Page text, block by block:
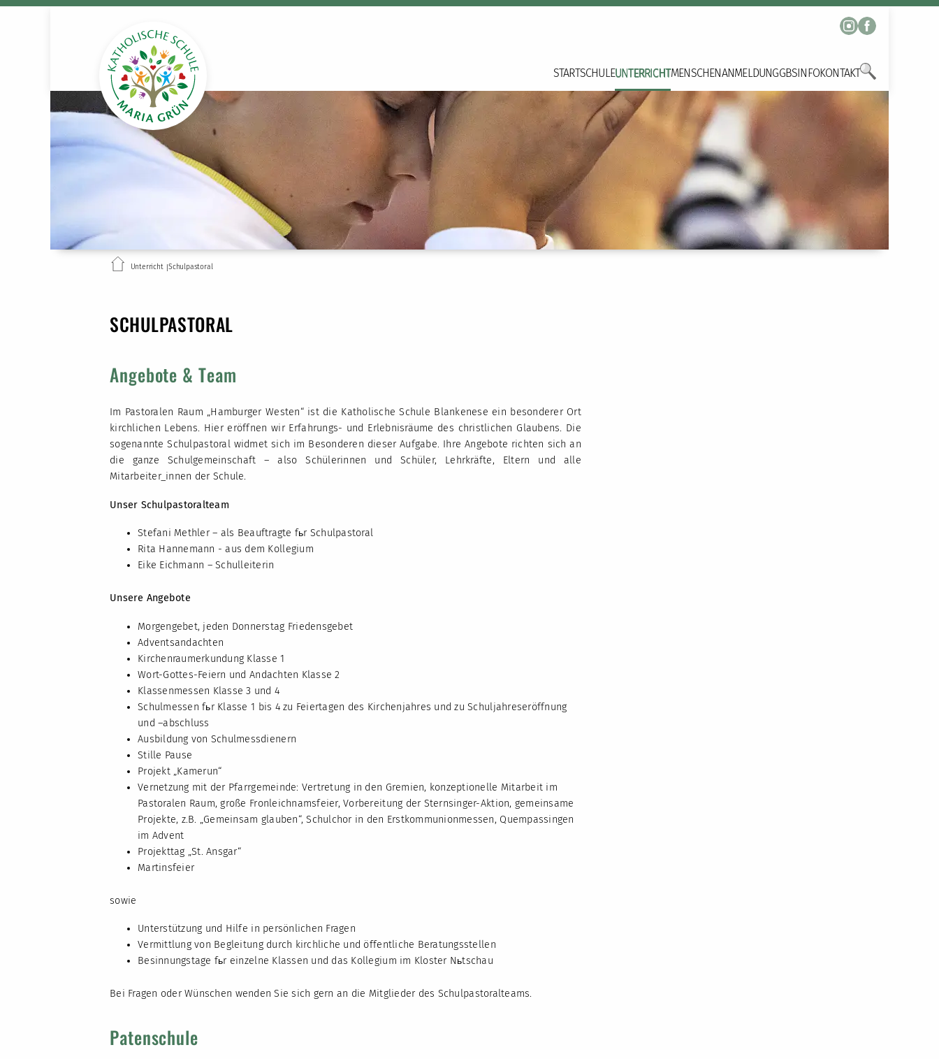
STARTSCHULEUNTERRICHTMENSCHENANMELDUNGGBS INFOKONTAKT
Unterricht Schulpastoral
SCHULPASTORAL
Angebote & Team
Im Pastoralen Raum „Hamburger Westen“ ist die Katholische Schule Blankenese ein besonderer Ort
kirchlichen Lebens. Hier eröffnen wir Erfahrungs- und Erlebnisräume des christlichen Glaubens. Die
sogenannte Schulpastoral widmet sich im Besonderen dieser Aufgabe. Ihre Angebote richten sich an
die ganze Schulgemeinschaft – also Schülerinnen und Schüler, Lehrkräfte, Eltern und alle
Mitarbeiter_innen der Schule.
Unser Schulpastoralteam
Stefani Methler – als Beauftragte fьr Schulpastoral
Rita Hannemann - aus dem Kollegium
Eike Eichmann – Schulleiterin
Unsere Angebote
Morgengebet, jeden Donnerstag Friedensgebet
Adventsandachten
Kirchenraumerkundung Klasse 1
Wort-Gottes-Feiern und Andachten Klasse 2
Klassenmessen Klasse 3 und 4
Schulmessen fьr Klasse 1 bis 4 zu Feiertagen des Kirchenjahres und zu Schuljahreseröffnung
und –abschluss
Ausbildung von Schulmessdienern
Stille Pause
Projekt „Kamerun“
Vernetzung mit der Pfarrgemeinde: Vertretung in den Gremien, konzeptionelle Mitarbeit im
Pastoralen Raum, große Fronleichnamsfeier, Vorbereitung der Sternsinger-Aktion, gemeinsame
Projekte, z.B. „Gemeinsam glauben“, Schulchor in den Erstkommunionmessen, Quempassingen
im Advent
Projekttag „St. Ansgar“
Martinsfeier
sowie
Unterstützung und Hilfe in persönlichen Fragen
Vermittlung von Begleitung durch kirchliche und öffentliche Beratungsstellen
Besinnungstage fьr einzelne Klassen und das Kollegium im Kloster Nьtschau
Bei Fragen oder Wünschen wenden Sie sich gern an die Mitglieder des Schulpastoralteams.
Patenschule